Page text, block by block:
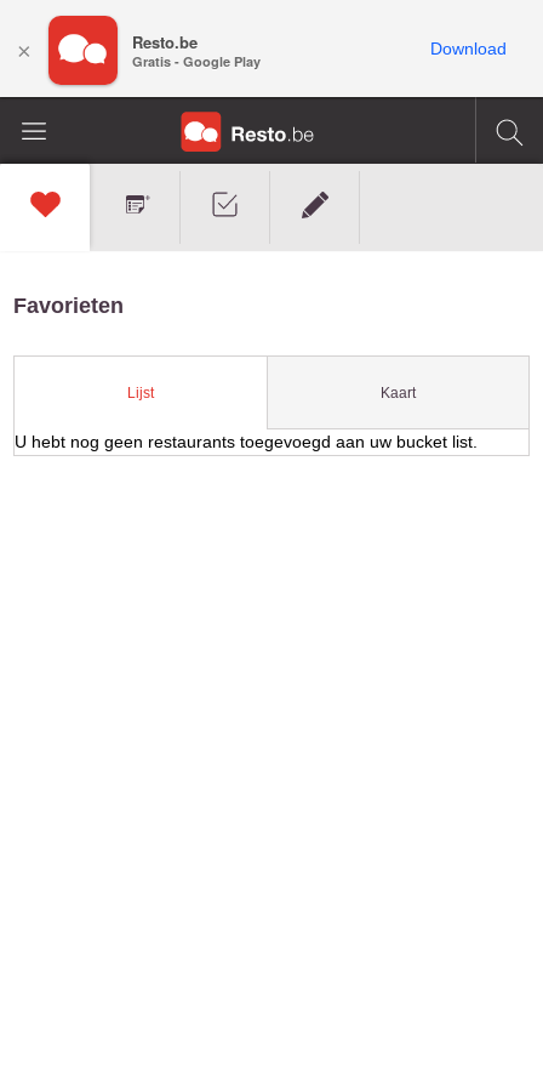
Favorieten
Lijst Kaart
U hebt nog geen restaurants toegevoegd aan uw bucket list.
× Resto.be
Gratis - Google Play
Download